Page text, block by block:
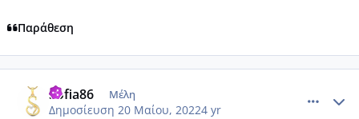
Παράθεση
Sofia86 Μέλη
Δημοσίευση 20 Μαίου, 20224 yr